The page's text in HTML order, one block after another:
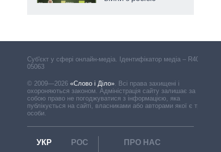
Cуб'єкт у сфері онлайн-медіа. Ідентифікатор медіа – R40-
05063
© 2009—2026 «Слово і Діло» Всі права захищені і
охороняються законом. Адміністрація сайту залишає за
собою право не погоджуватися з інформацією, яка
публікується на сайті, власниками або авторами якої є треті
особи.
УКР РОС
ПРО НАС